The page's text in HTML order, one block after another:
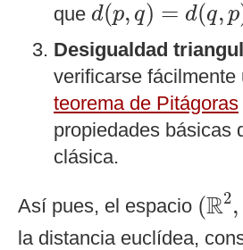
que d(p, q) = d(q, p
Desigualdad
verificarse fácilmente
teorema de Pitágoras
propiedades básicas
clásica.
Así pues, el espacio (R2,
(R2
la distancia euclídea,